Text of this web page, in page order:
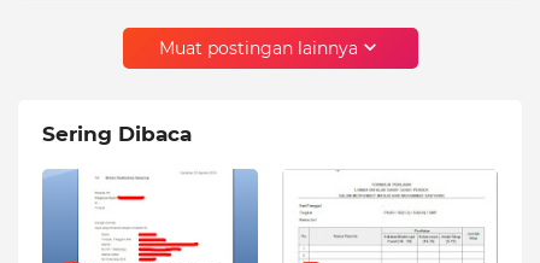
Muat postingan lainnya
Sering Dibaca